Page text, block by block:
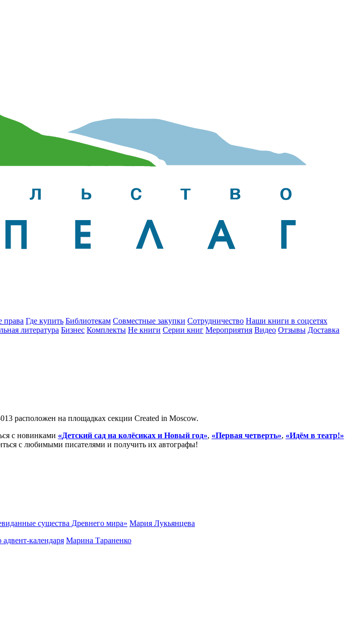
права Где купить Библиотекам Совместные закупки Сотрудничество Наши книги в соцсетях
литература Бизнес Комплекты Не книги Серии книг Мероприятия Видео Отзывы Доставка
расположен на площадках секции Created in Moscow.
с новинками «Детский сад на колёсиках и Новый год», «Первая четверть», «Идём в театр!»
с любимыми писателями и получить их автографы!
существа Древнего мира» Мария Лукьянцева
адвент-календаря Марина Тараненко